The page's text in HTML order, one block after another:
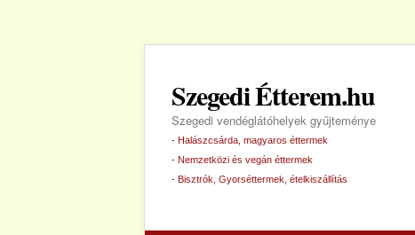
Szegedi Étterem.hu
Szegedi vendéglátóhelyek gyűjteménye
- Halászcsárda, magyaros éttermek
- Nemzetközi és vegán éttermek
- Bisztrók, Gyorséttermek, ételkiszállítás